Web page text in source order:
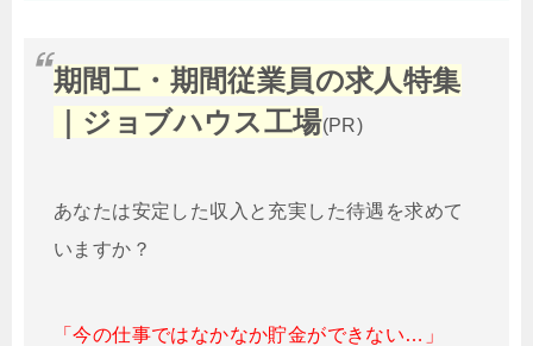
期間工・期間従業員の求人特集
｜ジョブハウス工場(PR)
あなたは安定した収入と充実した待遇を求めて
いますか？
「今の仕事ではなかなか貯金ができない…」